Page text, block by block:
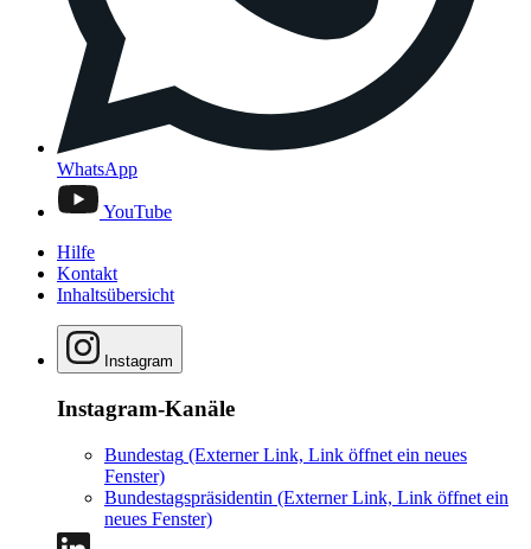
WhatsApp
YouTube
Hilfe
Kontakt
Inhaltsübersicht
Instagram
Instagram-Kanäle
Bundestag (Externer Link, Link öffnet ein neues
Fenster)
Bundestagspräsidentin (Externer Link, Link öffnet ein
neues Fenster)